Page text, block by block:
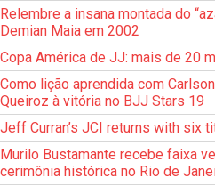
Relembre a insana montada do
Demian Maia em 2002
Copa América de JJ: mais de 20
Como lição aprendida com
Queiroz à vitória no BJJ Stars 19
Jeff Curran’s JCI returns with six
Murilo Bustamante recebe faixa
cerimônia histórica no Rio de